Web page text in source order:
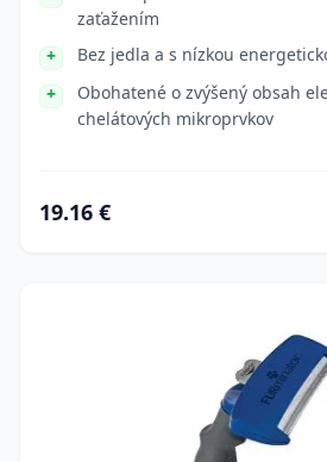
zaťažením
Bez jedla a s nízkou
Obohatené o zvýšený obsah
chelátových mikroprvkov
19.16 €